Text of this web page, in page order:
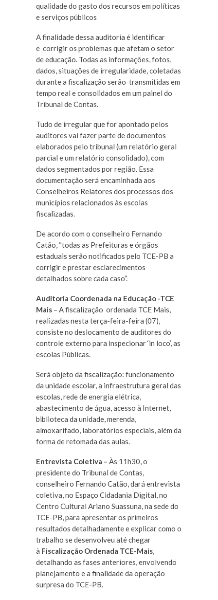
qualidade do gasto dos recursos em políticas
e serviços públicos
A finalidade dessa auditoria é identificar
e corrigir os problemas que afetam o setor
de educação. Todas as informações, fotos,
dados, situações de irregularidade, coletadas
durante a fiscalização serão transmitidas em
tempo real e consolidados em um painel do
Tribunal de Contas.
Tudo de irregular que for apontado pelos
auditores vai fazer parte de documentos
elaborados pelo tribunal (um relatório geral
parcial e um relatório consolidado), com
dados segmentados por região. Essa
documentação será encaminhada aos
Conselheiros Relatores dos processos dos
municípios relacionados às escolas
fiscalizadas.
De acordo com o conselheiro Fernando
Catão, “todas as Prefeituras e órgãos
estaduais serão notificados pelo TCE-PB a
corrigir e prestar esclarecimentos
detalhados sobre cada caso”.
Auditoria Coordenada na Educação -TCE
Mais – A fiscalização ordenada TCE Mais,
realizadas nesta terça-feira-feira (07),
consiste no deslocamento de auditores do
controle externo para inspecionar ‘in loco’, as
escolas Públicas.
Será objeto da fiscalização: funcionamento
da unidade escolar, a infraestrutura geral das
escolas, rede de energia elétrica,
abastecimento de água, acesso à Internet,
biblioteca da unidade, merenda,
almoxarifado, laboratórios especiais, além da
forma de retomada das aulas.
Entrevista Coletiva – Às 11h30, o
presidente do Tribunal de Contas,
conselheiro Fernando Catão, dará entrevista
coletiva, no Espaço Cidadania Digital, no
Centro Cultural Ariano Suassuna, na sede do
TCE-PB, para apresentar os primeiros
resultados detalhadamente e explicar como o
trabalho se desenvolveu até chegar
à Fiscalização Ordenada TCE-Mais,
detalhando as fases anteriores, envolvendo
planejamento e a finalidade da operação
surpresa do TCE-PB.